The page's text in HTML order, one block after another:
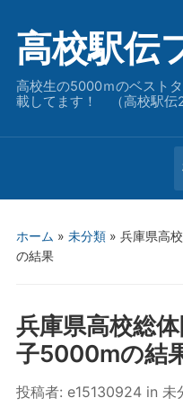
高校駅伝
高校生の5000ｍのベスト
載してます！ （高校駅伝
ホーム » 未分類» 兵庫県高
の結果
兵庫県高校総
子5000mの結
投稿者: e15130924 in 未